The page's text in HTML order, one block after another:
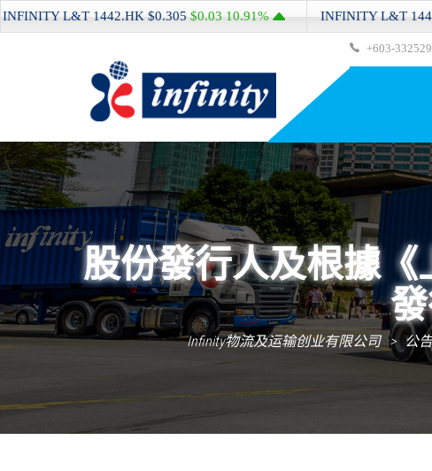
+603-
股份發行人及根據
Infinity物流及运输创业有限公司 > 公告
L&T1442.HK$0.305$0.03 10.91% INFINITY L&T1442.HK